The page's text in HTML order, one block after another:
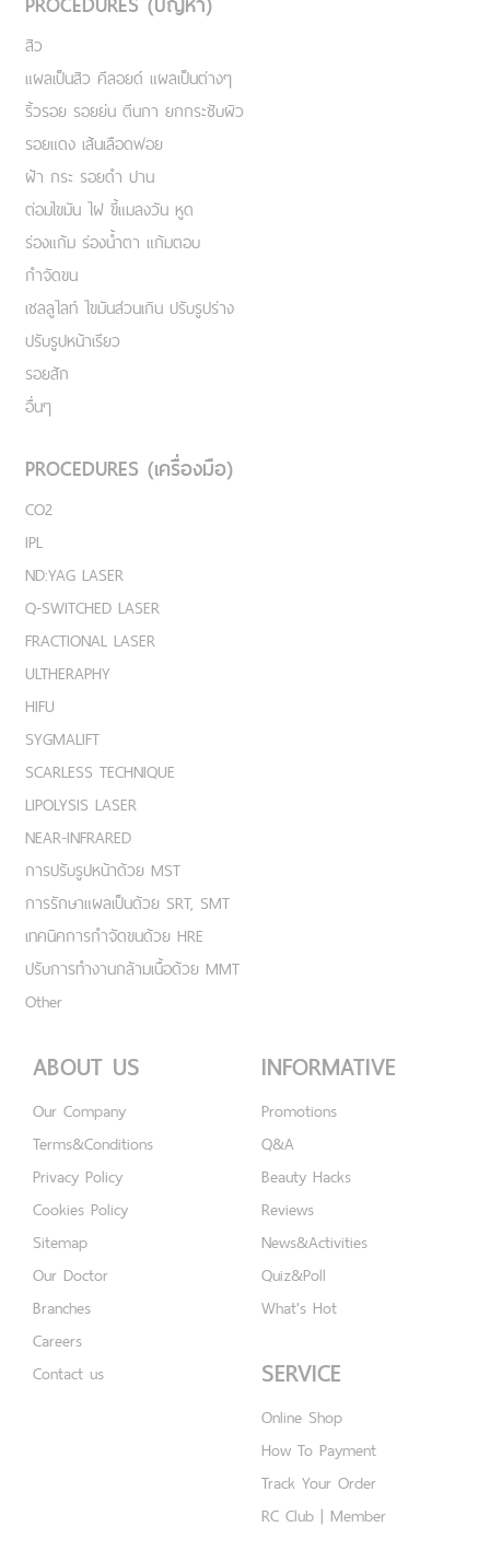
สิว
แผลเป็นสิว คีลอยด์ แผลเป็นต่างๆ
ริ้วรอย รอยย่น ตีนกา ยกกระชับผิว
รอยแดง เส้นเลือดฟอย
ฝ้า กระ รอยดำ ปาน
ต่อมไขมัน ไฝ ขี้แมลงวัน หูด
ร่องแก้ม ร่องน้ำตา แก้มตอบ
กำจัดขน
เชลลูไลท์ ไขมันส่วนเกิน ปรับรูปร่าง
ปรับรูปหน้าเรียว
รอยสัก
อื่นๆ
PROCEDURES (เครื่องมือ)
CO2
IPL
ND:YAG LASER
Q-SWITCHED LASER
FRACTIONAL LASER
ULTHERAPHY
HIFU
SYGMALIFT
SCARLESS TECHNIQUE
LIPOLYSIS LASER
NEAR-INFRARED
การปรับรูปหน้าด้วย MST
การรักษาแผลเป็นด้วย SRT, SMT
เทคนิคการกำจัดขนด้วย HRE
ปรับการทำงานกล้ามเนื้อด้วย MMT
Other
ABOUT US
Our Company
Terms&Conditions
Privacy Policy
Cookies Policy
Sitemap
Our Doctor
Branches
Careers
Contact us
INFORMATIVE
Promotions
Q&A
Beauty Hacks
Reviews
News&Activities
Quiz&Poll
What's Hot
SERVICE
Online Shop
How To Payment
Track Your Order
RC Club | Member